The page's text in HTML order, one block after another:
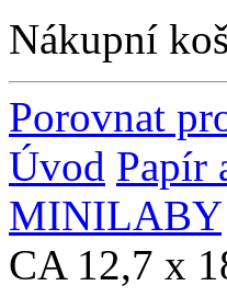
Nákupní
Porovnat
Úvod Papír
MINILABY
CA 12,7 x